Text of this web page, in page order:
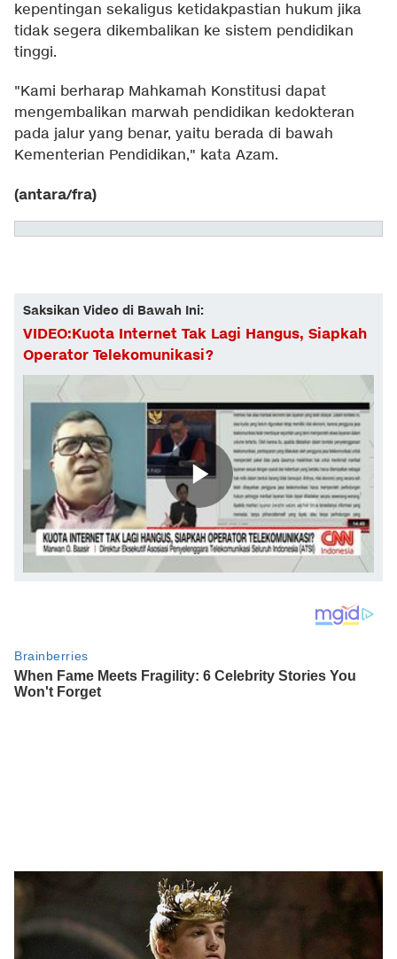
kepentingan sekaligus ketidakpastian hukum jika
tidak segera dikembalikan ke sistem pendidikan
tinggi.
"Kami berharap Mahkamah Konstitusi dapat
mengembalikan marwah pendidikan kedokteran
pada jalur yang benar, yaitu berada di bawah
Kementerian Pendidikan," kata Azam.
(antara/fra)
Saksikan Video di Bawah Ini:
VIDEO:Kuota Internet Tak Lagi Hangus, Siapkah
Operator Telekomunikasi?